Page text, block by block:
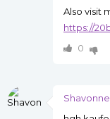
Also visit
https://
0
Shavonne